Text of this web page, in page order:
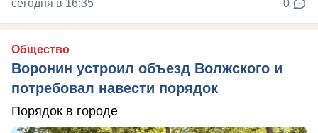
сегодня в 16:35 0
Общество
Воронин устроил объезд Волжского и
потребовал навести порядок
Порядок в городе